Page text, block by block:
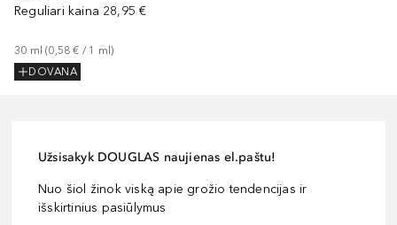
Reguliari kaina 28,95 €
30 ml (0,58 € / 1 ml)
DOVANA
Užsisakyk DOUGLAS naujienas el.paštu!
Nuo šiol žinok viską apie grožio tendencijas ir
išskirtinius pasiūlymus